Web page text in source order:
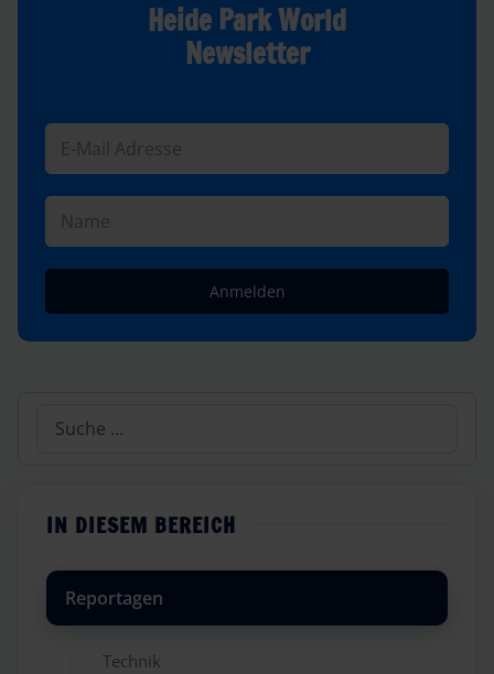
Heide Park World
Newsletter
Anmelden
Suchen
IN DIESEM BEREICH
Reportagen
Technik